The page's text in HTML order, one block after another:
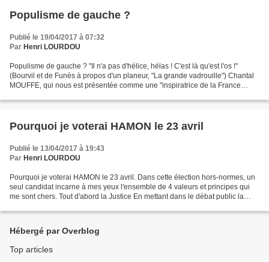
Populisme de gauche ?
Publié le 19/04/2017 à 07:32
Par Henri LOURDOU
Populisme de gauche ? "Il n'a pas d'hélice, hélas ! C'est là qu'est l'os !"
(Bourvil et de Funès à propos d'un planeur, "La grande vadrouille") Chantal
MOUFFE, qui nous est présentée comme une "inspiratrice de la France
Pourquoi je voterai HAMON le 23 avril
Publié le 13/04/2017 à 19:43
Par Henri LOURDOU
Pourquoi je voterai HAMON le 23 avril. Dans cette élection hors-normes, un
seul candidat incarne à mes yeux l'ensemble de 4 valeurs et principes qui
me sont chers. Tout d'abord la Justice En mettant dans le débat public la
Hébergé par Overblog
Top articles